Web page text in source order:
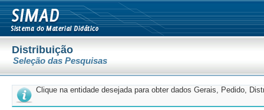
Distribuição
Seleção das Pesquisas
Clique na entidade desejada para obter dados Gerais, Pedido,